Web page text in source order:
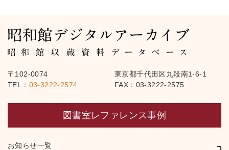
〒102-0074
東京都千代田区九段南1-6-1
TEL： 03-3222-2574 FAX：03-3222-2575
図書室レファレンス事例
お知らせ一覧